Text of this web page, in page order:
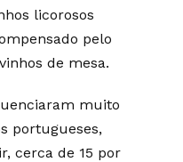
licorosos
pelo
de mesa.
muito
portugueses,
cerca de 15 por